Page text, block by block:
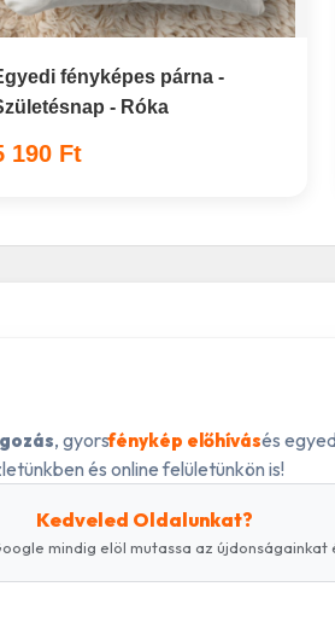
fényképes párna -
- Róka
190 Ft
, gyorsfénykép előhívásés
és online felületünkön is!
Kedveled Oldalunkat?
mindig elöl mutassa az újdonságainkat